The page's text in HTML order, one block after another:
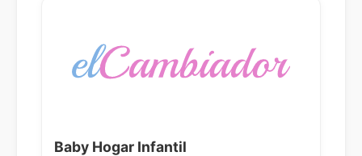
Baby Hogar Infantil